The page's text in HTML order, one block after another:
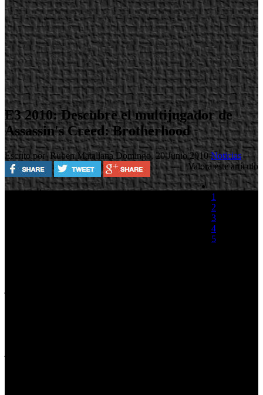
E3 2010: Descubre el multijugador de
Assassin's Creed: Brotherhood
Escrito por Ruben MatallanaDomingo, 20 Junio 2010Noticias
Valora este artículo
1
2
3
4
5
Ubisoft ha lanzado un nuevo